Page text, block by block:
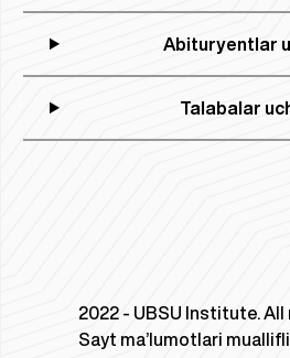
Abituryentlar
Talabalar
2022 - UBSU Institute.
Sayt ma’lumotlari